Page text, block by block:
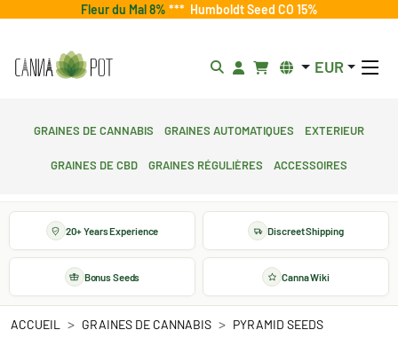
Fleur du Mal 8% *** Humboldt Seed CO 15%
EUR
Graines de cannabis Graines automatiques
Exterieur
Graines de CBD Graines régulières Accessoires
20+ Years Experience Discreet Shipping
Bonus Seeds Canna Wiki
ACCUEIL GRAINES DE CANNABIS
PYRAMID SEEDS